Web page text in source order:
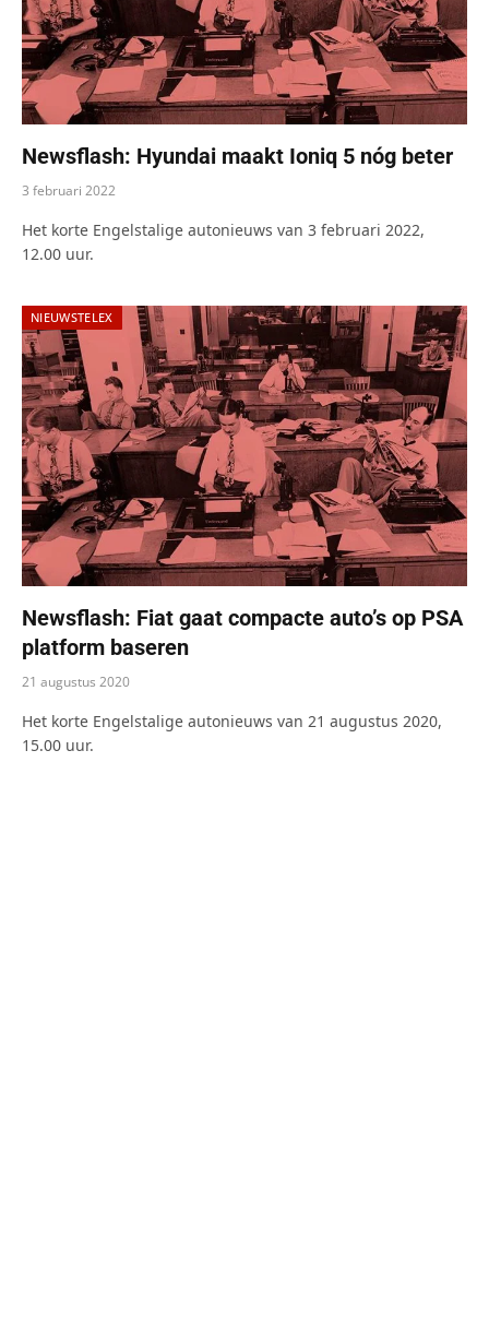
Newsflash: Hyundai maakt Ioniq 5 nóg beter
3 februari 2022
Het korte Engelstalige autonieuws van 3 februari 2022,
12.00 uur.
NIEUWSTELEX
Newsflash: Fiat gaat compacte auto’s op PSA
platform baseren
21 augustus 2020
Het korte Engelstalige autonieuws van 21 augustus 2020,
15.00 uur.